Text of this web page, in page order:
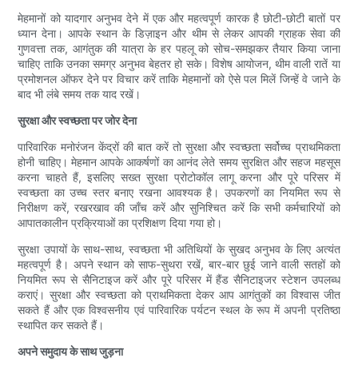
मेहमानों को यादगार अनुभव देने में एक और महत्वपूर्ण कारक है छोटी-छोटी बातों पर
ध्यान देना। आपके स्थान के डिज़ाइन और थीम से लेकर आपकी ग्राहक सेवा की
गुणवत्ता तक, आगंतुक की यात्रा के हर पहलू को सोच-समझकर तैयार किया जाना
चाहिए ताकि उनका समग्र अनुभव बेहतर हो सके। विशेष आयोजन, थीम वाली रातें या
प्रमोशनल ऑफर देने पर विचार करें ताकि मेहमानों को ऐसे पल मिलें जिन्हें वे जाने के
बाद भी लंबे समय तक याद रखें।
सुरक्षा और स्वच्छता पर जोर देना
पारिवारिक मनोरंजन केंद्रों की बात करें तो सुरक्षा और स्वच्छता सर्वोच्च प्राथमिकता
होनी चाहिए। मेहमान आपके आकर्षणों का आनंद लेते समय सुरक्षित और सहज महसूस
करना चाहते हैं, इसलिए सख्त सुरक्षा प्रोटोकॉल लागू करना और पूरे परिसर में
स्वच्छता का उच्च स्तर बनाए रखना आवश्यक है। उपकरणों का नियमित रूप से
निरीक्षण करें, रखरखाव की जाँच करें और सुनिश्चित करें कि सभी कर्मचारियों को
आपातकालीन प्रक्रियाओं का प्रशिक्षण दिया गया हो।
सुरक्षा उपायों के साथ-साथ, स्वच्छता भी अतिथियों के सुखद अनुभव के लिए अत्यंत
महत्वपूर्ण है। अपने स्थान को साफ-सुथरा रखें, बार-बार छुई जाने वाली सतहों को
नियमित रूप से सैनिटाइज करें और पूरे परिसर में हैंड सैनिटाइजर स्टेशन उपलब्ध
कराएं। सुरक्षा और स्वच्छता को प्राथमिकता देकर आप आगंतुकों का विश्वास जीत
सकते हैं और एक विश्वसनीय एवं पारिवारिक पर्यटन स्थल के रूप में अपनी प्रतिष्ठा
स्थापित कर सकते हैं।
अपने समुदाय के साथ जुड़ना